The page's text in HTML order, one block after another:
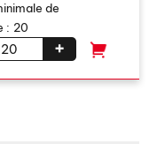
de
: 20
+